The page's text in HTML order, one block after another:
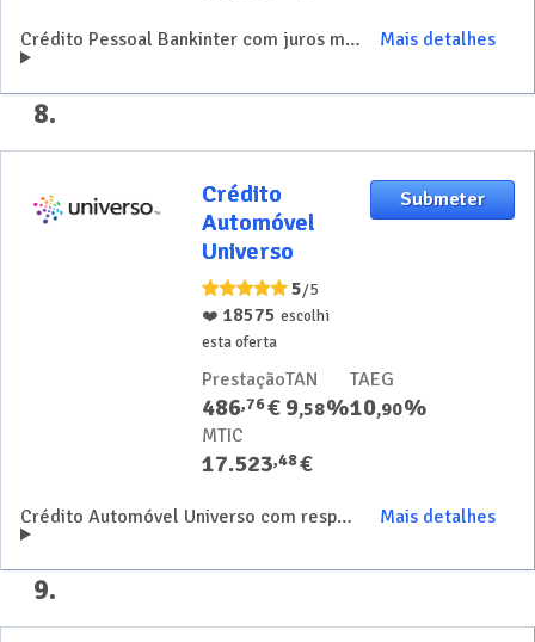
Crédito Pessoal Bankinter com juros mais baixos para compra de carros elétricos Mais detalhes
8.
Crédito
Automóvel
Universo
Crédito
Automóvel
Universo
5/5
❤️ 18575 escolhi
esta oferta
Prestação
486,76€
TAN
9,58%
TAEG
10,90%
MTIC
17.523,48€
Crédito Automóvel Universo com resposta rápida e processo 100% digital Mais detalhes
Submeter
9.